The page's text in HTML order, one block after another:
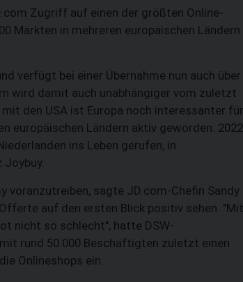
Zugriff auf einen der größten Online-
Märkten in mehreren europäischen Ländern.
verfügt bei einer Übernahme nun auch über
wird damit auch unabhängiger vom zuletzt
den USA ist Europa noch interessanter für
europäischen Ländern aktiv geworden. 2022
ins Leben gerufen, in
voranzutreiben, sagte JD.com-Chefin Sandy
auf den ersten Blick positiv sehen. "Mit
nicht so schlecht", hatte DSW-
rund 50.000 Beschäftigten zuletzt einen
Onlineshops ein.